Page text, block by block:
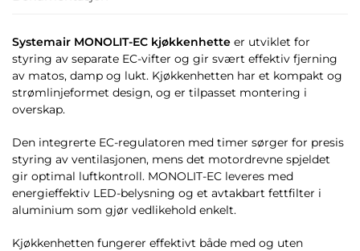
Systemair MONOLIT-EC kjøkkenhette er utviklet for
styring av separate EC-vifter og gir svært effektiv fjerning
av matos, damp og lukt. Kjøkkenhetten har et kompakt og
strømlinjeformet design, og er tilpasset montering i
overskap.
Den integrerte EC-regulatoren med timer sørger for presis
styring av ventilasjonen, mens det motordrevne spjeldet
gir optimal luftkontroll. MONOLIT-EC leveres med
energieffektiv LED-belysning og et avtakbart fettfilter i
aluminium som gjør vedlikehold enkelt.
Kjøkkenhetten fungerer effektivt både med og uten